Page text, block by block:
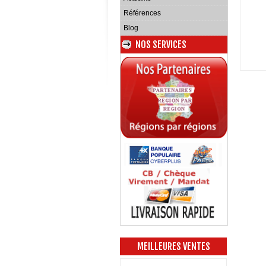
Références
Blog
NOS SERVICES
MEILLEURES VENTES